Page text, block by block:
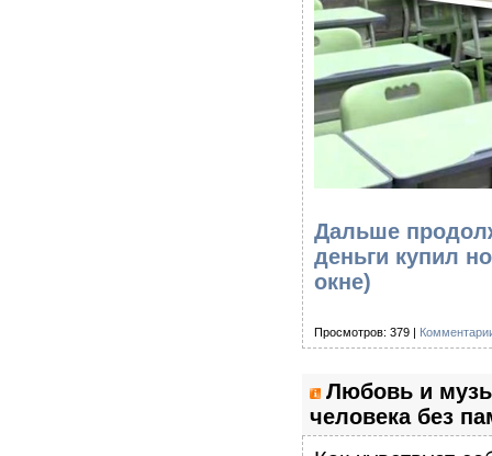
Дальше
деньги купил
окне)
Просмотров: 379 |
Любовь и
человека без